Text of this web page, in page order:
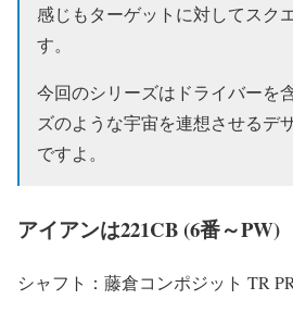
感じもターゲットに対してスク
す。
今回のシリーズはドライバーを
ズのような宇宙を連想させるデ
ですよ。
アイアンは221CB (6番～PW)
シャフト：藤倉コンポジット TR